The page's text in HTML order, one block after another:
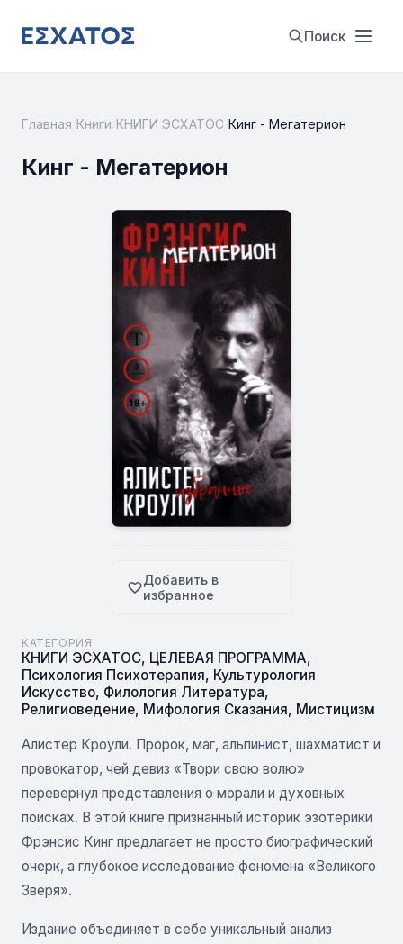
Поиск
Главная Книги КНИГИ ЭСХАТОС Кинг - Мегатерион
Кинг - Мегатерион
Добавить в
избранное
КАТЕГОРИЯ
КНИГИ ЭСХАТОС, ЦЕЛЕВАЯ ПРОГРАММА,
Психология Психотерапия, Культурология
Искусство, Филология Литература,
Религиоведение, Мифология Сказания, Мистицизм
Алистер Кроули. Пророк, маг, альпинист, шахматист и
провокатор, чей девиз «Твори свою волю»
перевернул представления о морали и духовных
поисках. В этой книге признанный историк эзотерики
Фрэнсис Кинг предлагает не просто биографический
очерк, а глубокое исследование феномена «Великого
Зверя».
Издание объединяет в себе уникальный анализ